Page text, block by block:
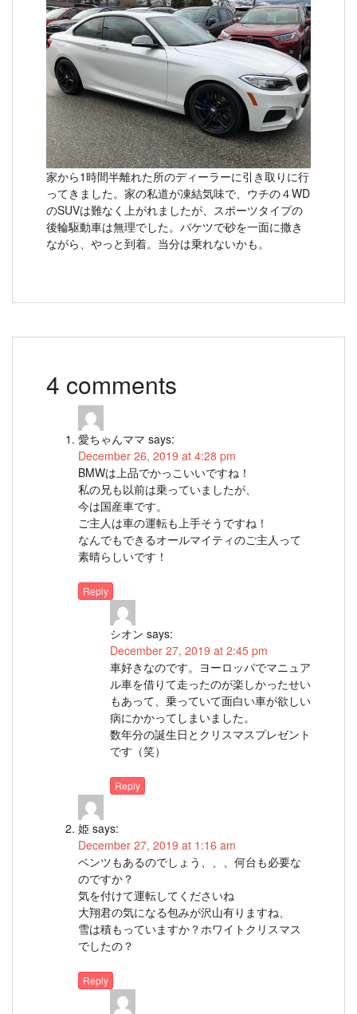
家から1時間半離れた所のディーラーに引き取りに行
ってきました。家の私道が凍結気味で、ウチの４WD
のSUVは難なく上がれましたが、スポーツタイプの
後輪駆動車は無理でした。バケツで砂を一面に撒き
ながら、やっと到着。当分は乗れないかも。
4 comments
愛ちゃんママ says:
December 26, 2019 at 4:28 pm
BMWは上品でかっこいいですね！
私の兄も以前は乗っていましたが、
今は国産車です。
ご主人は車の運転も上手そうですね！
なんでもできるオールマイティのご主人って
素晴らしいです！
Reply
シオン says:
December 27, 2019 at 2:45 pm
車好きなのです。ヨーロッパでマニュア
ル車を借りて走ったのが楽しかったせい
もあって、乗っていて面白い車が欲しい
病にかかってしまいました。
数年分の誕生日とクリスマスプレゼント
です（笑）
Reply
姫 says:
December 27, 2019 at 1:16 am
ベンツもあるのでしょう、、、何台も必要な
のですか？
気を付けて運転してくださいね
大翔君の気になる包みが沢山有りますね、
雪は積もっていますか？ホワイトクリスマス
でしたの？
Reply